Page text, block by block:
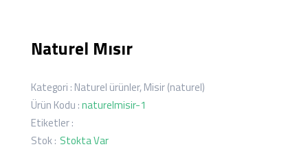
Naturel Mısır
Kategori : Naturel ürünler,Misir (naturel)
Ürün Kodu :naturelmisir-1
Etiketler :
Stok : Stokta Var